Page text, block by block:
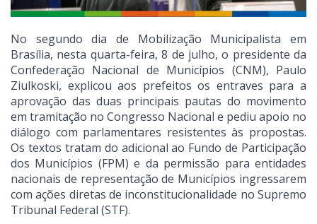
No segundo dia de Mobilização Municipalista em
Brasília, nesta quarta-feira, 8 de julho, o presidente da
Confederação Nacional de Municípios (CNM), Paulo
Ziulkoski, explicou aos prefeitos os entraves para a
aprovação das duas principais pautas do movimento
em tramitação no Congresso Nacional e pediu apoio no
diálogo com parlamentares resistentes às propostas.
Os textos tratam do adicional ao Fundo de Participação
dos Municípios (FPM) e da permissão para entidades
nacionais de representação de Municípios ingressarem
com ações diretas de inconstitucionalidade no Supremo
Tribunal Federal (STF).